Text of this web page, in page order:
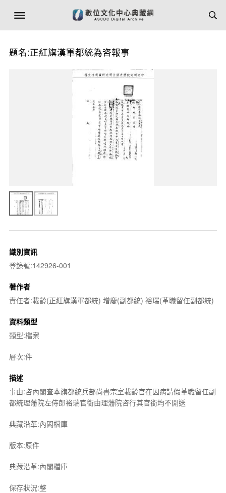
題名:正紅旗漢軍都統為咨報事
識別資訊
登錄號:142926-001
著作者
責任者:載齡(正紅旗漢軍都統) 增慶(副都統) 裕瑞(革職留任副都統)
資料類型
類型:檔案
層次:件
描述
事由:咨內閣查本旗都統兵部尚書宗室載齡官在因病請假革職留任副
都統理藩院左侍郎裕瑞官銜由理藩院咨行其官銜均不開送
典藏沿革:內閣檔庫
版本:原件
典藏沿革:內閣檔庫
保存狀況:整